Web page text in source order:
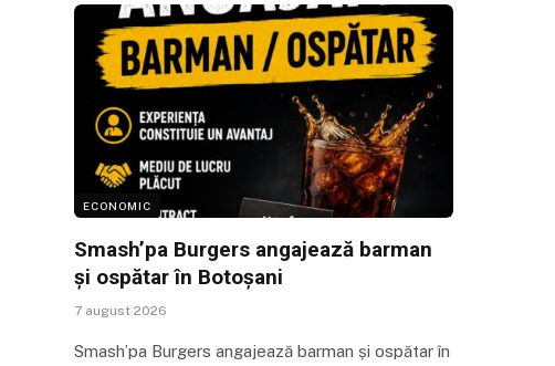
ECONOMIC
Smash’pa Burgers angajează barman
și ospătar în Botoșani
7 august 2026
Smash’pa Burgers angajează barman și ospătar în